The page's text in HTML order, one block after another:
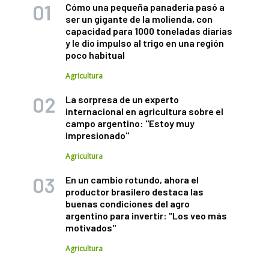
Cómo una pequeña panadería pasó a
ser un gigante de la molienda, con
capacidad para 1000 toneladas diarias
y le dio impulso al trigo en una región
poco habitual
Agricultura
La sorpresa de un experto
internacional en agricultura sobre el
campo argentino: "Estoy muy
impresionado"
Agricultura
En un cambio rotundo, ahora el
productor brasilero destaca las
buenas condiciones del agro
argentino para invertir: "Los veo más
motivados"
Agricultura